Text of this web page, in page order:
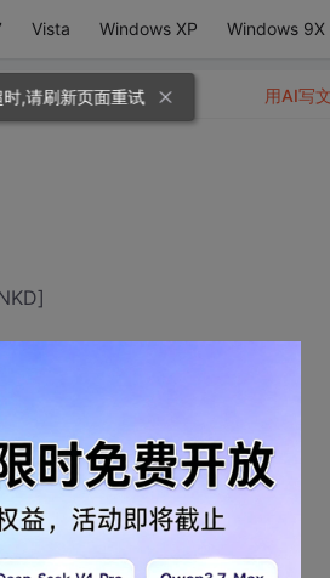
Vista Windows XP Windows 9X
用AI写
时,请刷新页面重试